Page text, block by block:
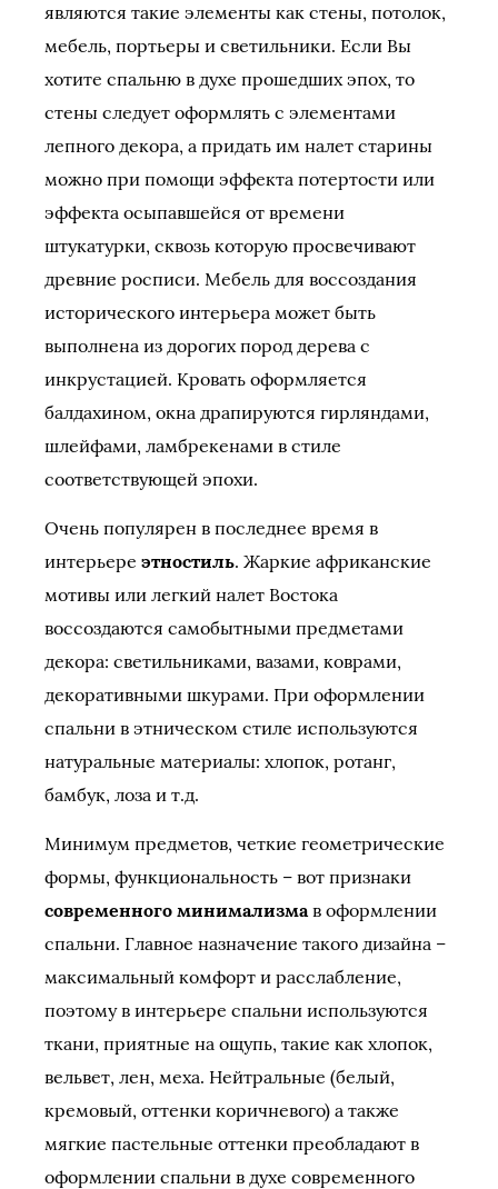
являются такие элементы как стены, потолок,
мебель, портьеры и светильники. Если Вы
хотите спальню в духе прошедших эпох, то
стены следует оформлять с элементами
лепного декора, а придать им налет старины
можно при помощи эффекта потертости или
эффекта осыпавшейся от времени
штукатурки, сквозь которую просвечивают
древние росписи. Мебель для воссоздания
исторического интерьера может быть
выполнена из дорогих пород дерева с
инкрустацией. Кровать оформляется
балдахином, окна драпируются гирляндами,
шлейфами, ламбрекенами в стиле
соответствующей эпохи.
Очень популярен в последнее время в
интерьере этностиль. Жаркие африканские
мотивы или легкий налет Востока
воссоздаются самобытными предметами
декора: светильниками, вазами, коврами,
декоративными шкурами. При оформлении
спальни в этническом стиле используются
натуральные материалы: хлопок, ротанг,
бамбук, лоза и т.д.
Минимум предметов, четкие геометрические
формы, функциональность – вот признаки
современного минимализмав оформлении
спальни. Главное назначение такого дизайна –
максимальный комфорт и расслабление,
поэтому в интерьере спальни используются
ткани, приятные на ощупь, такие как хлопок,
вельвет, лен, меха. Нейтральные (белый,
кремовый, оттенки коричневого) а также
мягкие пастельные оттенки преобладают в
оформлении спальни в духе современного